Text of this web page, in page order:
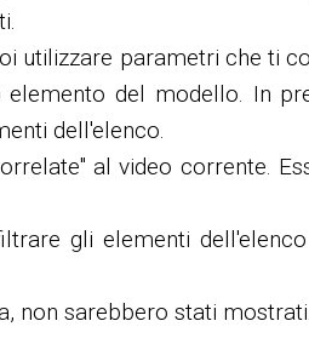
utilizzare parametri che ti
del modello. In
dell'elenco.
al video corrente.
gli elementi
non sarebbero stati mostrati.